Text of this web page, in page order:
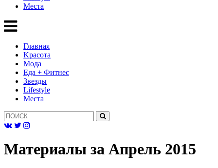
Mеста
Главная
Kрасота
Мода
Еда + Фитнес
Звезды
Lifestyle
Mеста
Материалы за Апрель 2015